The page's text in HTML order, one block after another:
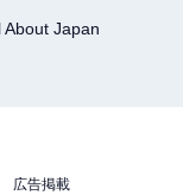
About Japan
広告掲載